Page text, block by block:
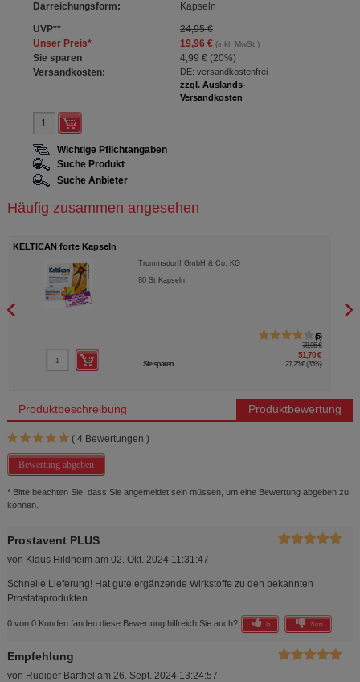
Darreichungsform:
Kapseln
UVP**
24,95 €
Unser Preis* 19,96 €(inkl. MwSt.)
Sie sparen 4,99 € (20%)
Versandkosten:
DE: versandkostenfrei
zzgl. Auslands-
Versandkosten
Wichtige Pflichtangaben
Suche Produkt
Suche Anbieter
Häufig zusammen angesehen
KELTICAN forte Kapseln
Trommsdorff GmbH & Co. KG
80St Kapseln
5
78,95 €
51,70 €
Sie sparen 27,25 € (35%)
Produktbeschreibung Produktbewertung
( 4Bewertungen )
Bewertung abgeben
* Bitte beachten Sie, dass Sie angemeldet sein müssen, um eine Bewertung abgeben zu
können.
Prostavent PLUS
von Klaus Hildheim am 02. Okt. 2024 11:31:47
Schnelle Lieferung! Hat gute ergänzende Wirkstoffe zu den bekannten
Prostataprodukten.
0 von 0 Kunden fanden diese Bewertung hilfreich. Sie auch? Ja Nein
Empfehlung
von Rüdiger Barthel am 26. Sept. 2024 13:24:57